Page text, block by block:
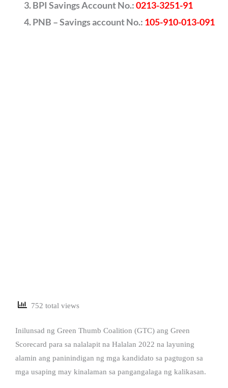
BPI Savings Account No.:0213-3251-91
PNB – Savings account No.: 105-910-013-091
752 total views
Inilunsad ng Green Thumb Coalition (GTC) ang Green
Scorecard para sa nalalapit na Halalan 2022 na layuning
alamin ang paninindigan ng mga kandidato sa pagtugon sa
mga usaping may kinalaman sa pangangalaga ng kalikasan.